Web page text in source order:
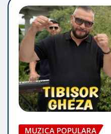
MUZICA POPULARA